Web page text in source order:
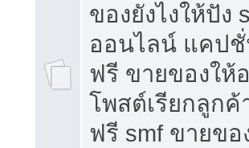
ของยังไงให้ปั
ออนไลน์ แคป
ฟรี ขายของให้
โพสต์เรียกลูกค้
ฟรี smf ขายขอ